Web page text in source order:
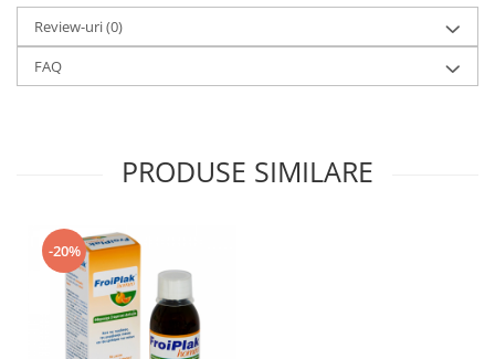
Review-uri(0)
FAQ
PRODUSE SIMILARE
-20%